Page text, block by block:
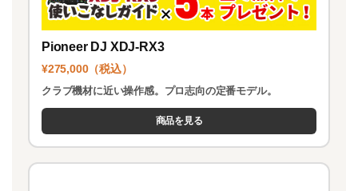
Pioneer DJ XDJ-RX3
¥275,000（税込）
クラブ機材に近い操作感。プロ志向の定番モデル。
商品を見る